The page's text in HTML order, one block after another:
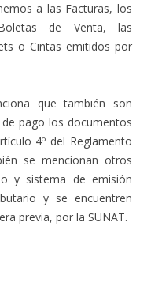
a las Facturas, los
de Venta, las
o Cintas emitidos por
que también son
pago los documentos
4º del Reglamento
se mencionan otros
y sistema de emisión
y se encuentren
previa, por la SUNAT.